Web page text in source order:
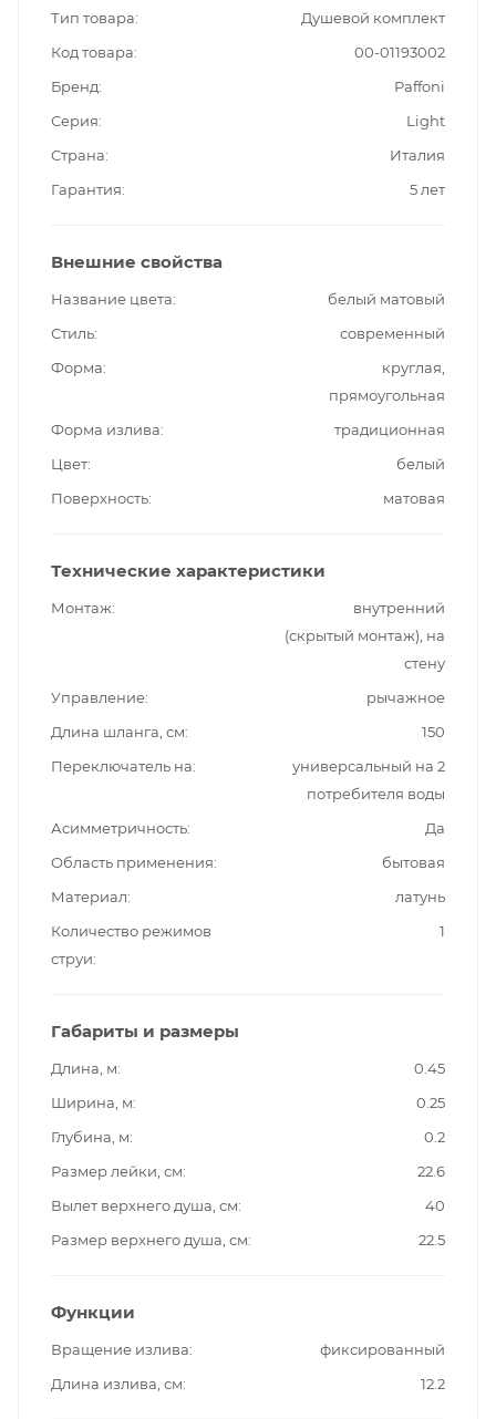
Тип товара
Душевой комплект
Код товара
00-01193002
Бренд
Paffoni
Серия
Light
Страна
Италия
Гарантия
5 лет
Внешние свойства
Название цвета
белый матовый
Стиль
современный
Форма
круглая,
прямоугольная
Форма излива
традиционная
Цвет
белый
Поверхность
матовая
Технические характеристики
Монтаж
внутренний
(скрытый монтаж), на
стену
Управление
рычажное
Длина шланга, см
150
Переключатель на
универсальный на 2
потребителя воды
Асимметричность
Да
Область применения
бытовая
Материал
латунь
Количество режимов
струи
1
Габариты и размеры
Длина, м
0.45
Ширина, м
0.25
Глубина, м
0.2
Размер лейки, см
22.6
Вылет верхнего душа, см
40
Размер верхнего душа, см
22.5
Функции
Вращение излива
фиксированный
Длина излива, см
12.2